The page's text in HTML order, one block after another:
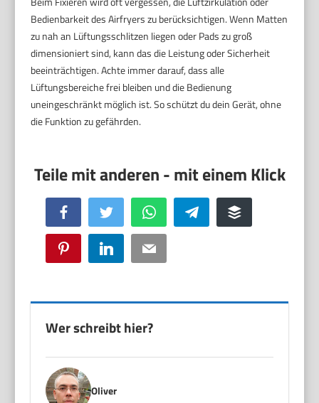
Bedienbarkeit des Airfryers zu berücksichtigen. Wenn Matten
zu nah an Lüftungsschlitzen liegen oder Pads zu groß
dimensioniert sind, kann das die Leistung oder Sicherheit
beeinträchtigen. Achte immer darauf, dass alle
Lüftungsbereiche frei bleiben und die Bedienung
uneingeschränkt möglich ist. So schützt du dein Gerät, ohne
die Funktion zu gefährden.
Facebook Twitter WhatsApp Telegram Buffer
Pinterest LinkedIn Email
Wer schreibt hier?
Oliver